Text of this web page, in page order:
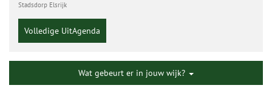
Stadsdorp Elsrijk
Volledige UitAgenda
Wat gebeurt er in jouw wijk?